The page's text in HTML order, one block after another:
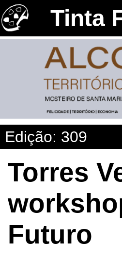
Tinta
Edição: 309
Torres
Futuro